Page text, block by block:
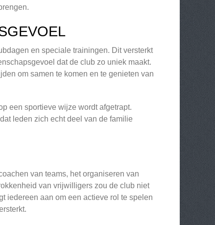
en speciale trainingen. Dit versterkt
dat de club zo uniek maakt.
om samen te komen en te genieten van
een sportieve wijze wordt afgetrapt.
leden zich echt deel van de familie
van teams, het organiseren van
van vrijwilligers zou de club niet
iedereen aan om een actieve rol te spelen